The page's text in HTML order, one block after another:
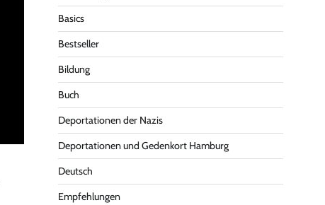
Basics
Bestseller
Bildung
Buch
Deportationen der Nazis
Deportationen und Gedenkort Hamburg
Deutsch
Empfehlungen